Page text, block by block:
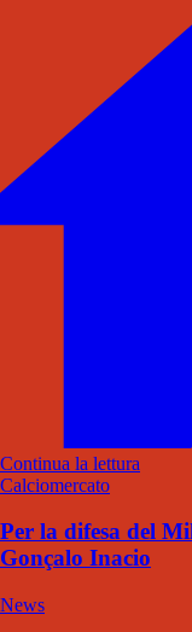
Continua la lettura
Calciomercato
Per la difesa del
Gonçalo Inacio
News